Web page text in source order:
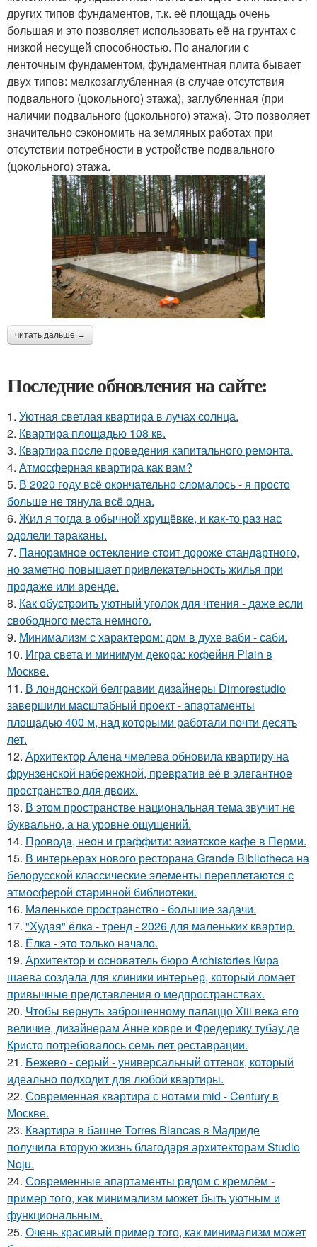
других типов фундаментов, т.к. её площадь очень
большая и это позволяет использовать её на грунтах с
низкой несущей способностью. По аналогии с
ленточным фундаментом, фундаментная плита бывает
двух типов: мелкозаглубленная (в случае отсутствия
подвального (цокольного) этажа), заглубленная (при
наличии подвального (цокольного) этажа). Это позволяет
значительно сэкономить на земляных работах при
отсутствии потребности в устройстве подвального
(цокольного) этажа.
читать дальше →
Последние обновления на сайте:
1. Уютная светлая квартира в лучах солнца.
2. Квартира площадью 108 кв.
3. Квартира после проведения капитального ремонта.
4. Атмосферная квартира как вам?
5. В 2020 году всё окончательно сломалось - я просто
больше не тянула всё одна.
6. Жил я тогда в обычной хрущёвке, и как-то раз нас
одолели тараканы.
7. Панорамное остекление стоит дороже стандартного,
но заметно повышает привлекательность жилья при
продаже или аренде.
8. Как обустроить уютный уголок для чтения - даже если
свободного места немного.
9. Минимализм с характером: дом в духе ваби - саби.
10. Игра света и минимум декора: кофейня Plain в
Москве.
11. В лондонской белгравии дизайнеры Dimorestudio
завершили масштабный проект - апартаменты
площадью 400 м, над которыми работали почти десять
лет.
12. Архитектор Алена чмелева обновила квартиру на
фрунзенской набережной, превратив её в элегантное
пространство для двоих.
13. В этом пространстве национальная тема звучит не
буквально, а на уровне ощущений.
14. Провода, неон и граффити: азиатское кафе в Перми.
15. В интерьерах нового ресторана Grande Bibliotheca на
белорусской классические элементы переплетаются с
атмосферой старинной библиотеки.
16. Маленькое пространство - большие задачи.
17. "Худая" ёлка - тренд - 2026 для маленьких квартир.
18. Ёлка - это только начало.
19. Архитектор и основатель бюро Archistories Кира
шаева создала для клиники интерьер, который ломает
привычные представления о медпространствах.
20. Чтобы вернуть заброшенному палаццо Xiii века его
величие, дизайнерам Анне ковре и Фредерику тубау де
Кристо потребовалось семь лет реставрации.
21. Бежево - серый - универсальный оттенок, который
идеально подходит для любой квартиры.
22. Современная квартира с нотами mid - Century в
Москве.
23. Квартира в башне Torres Blancas в Мадриде
получила вторую жизнь благодаря архитекторам Studio
Noju.
24. Современные апартаменты рядом с кремлём -
пример того, как минимализм может быть уютным и
функциональным.
25. Очень красивый пример того, как минимализм может